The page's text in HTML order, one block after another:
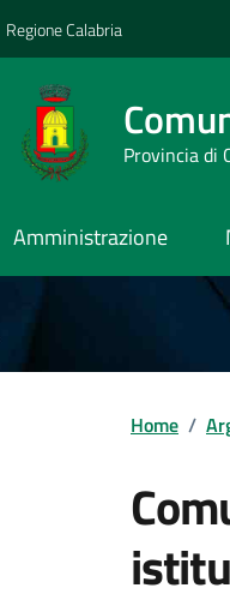
Regione Calabria
Provincia di
Amministrazione
Home /